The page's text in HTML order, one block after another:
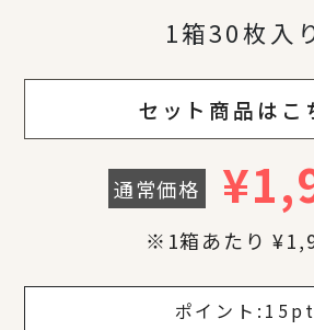
1箱30枚入
セット商品はこ
通常価格 ¥
※1箱あたり
¥
¥
¥
¥
¥
¥
ポイント: 15pt